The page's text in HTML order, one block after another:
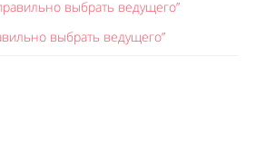
выбрать ведущего”